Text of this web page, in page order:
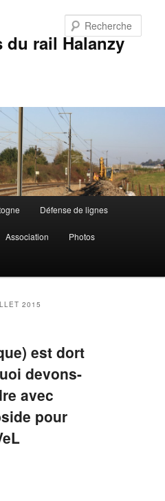
du rail Halanzy
Défense de lignes
Association Photos
2015
est dort
devons-
avec
pour